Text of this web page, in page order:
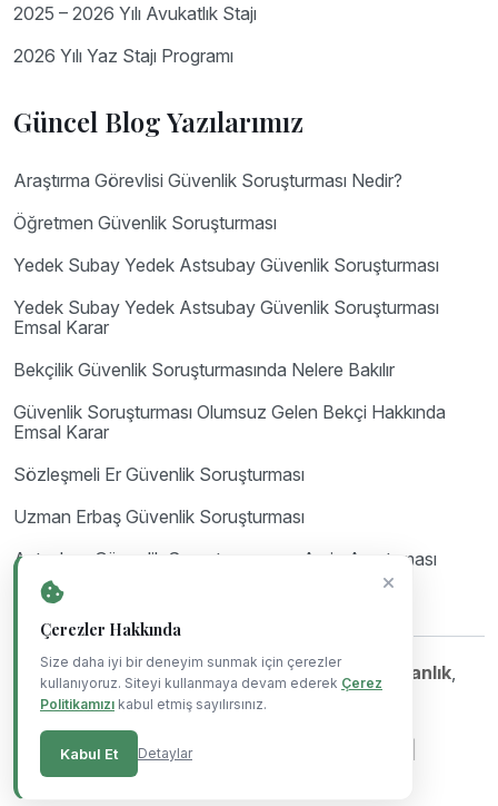
2025 – 2026 Yılı Avukatlık Stajı
2026 Yılı Yaz Stajı Programı
Güncel Blog Yazılarımız
Araştırma Görevlisi Güvenlik Soruşturması Nedir?
Öğretmen Güvenlik Soruşturması
Yedek Subay Yedek Astsubay Güvenlik Soruşturması
Yedek Subay Yedek Astsubay Güvenlik Soruşturması
Emsal Karar
Bekçilik Güvenlik Soruşturmasında Nelere Bakılır
Güvenlik Soruşturması Olumsuz Gelen Bekçi Hakkında
Emsal Karar
Sözleşmeli Er Güvenlik Soruşturması
Uzman Erbaş Güvenlik Soruşturması
Astsubay Güvenlik Soruşturması ve Arşiv Araştırması
©Copyright 2023-2026Mil Hukuk & Danışmanlık,
Powered ByBlue Ajans.
Gizlilik Politikası|Çerez Politikası
Çerezler Hakkında
Size daha iyi bir deneyim sunmak için çerezler
kullanıyoruz. Siteyi kullanmaya devam ederek Çerez
Politikamızı kabul etmiş sayılırsınız.
Kabul Et Detaylar